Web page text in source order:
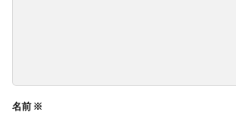
名前 ※